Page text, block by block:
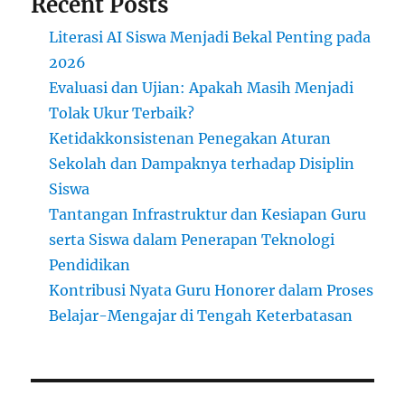
Literasi AI Siswa Menjadi Bekal Penting pada
2026
Evaluasi dan Ujian: Apakah Masih Menjadi
Tolak Ukur Terbaik?
Ketidakkonsistenan Penegakan Aturan
Sekolah dan Dampaknya terhadap Disiplin
Siswa
Tantangan Infrastruktur dan Kesiapan Guru
serta Siswa dalam Penerapan Teknologi
Pendidikan
Kontribusi Nyata Guru Honorer dalam Proses
Belajar-Mengajar di Tengah Keterbatasan